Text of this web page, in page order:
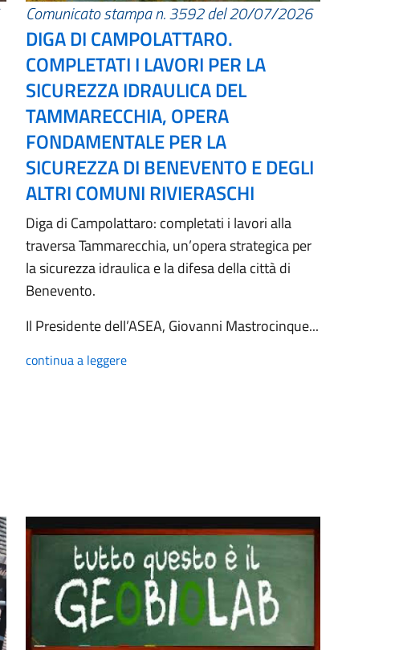
Comunicato stampa n. 3592 del 20/07/2026
DIGA DI CAMPOLATTARO.
COMPLETATI I LAVORI PER LA
SICUREZZA IDRAULICA DEL
TAMMARECCHIA, OPERA
FONDAMENTALE PER LA
SICUREZZA DI BENEVENTO E DEGLI
ALTRI COMUNI RIVIERASCHI
Diga di Campolattaro: completati i lavori alla
traversa Tammarecchia, un’opera strategica per
la sicurezza idraulica e la difesa della città di
Benevento.
Il Presidente dell’ASEA, Giovanni Mastrocinque...
continua a leggere